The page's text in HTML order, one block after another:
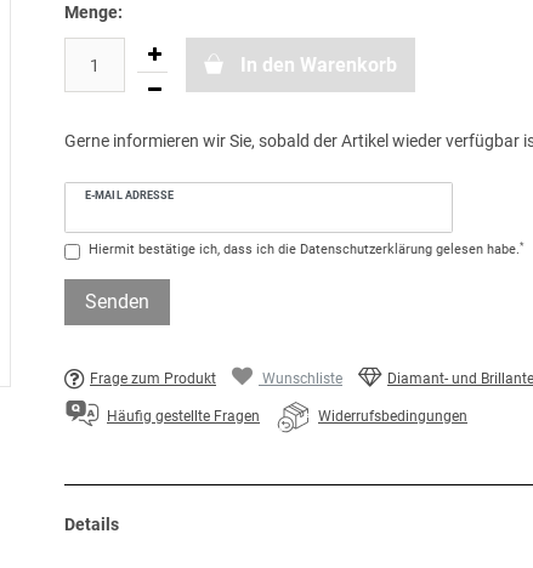
Menge:
In den Warenkorb
Gerne informieren wir Sie, sobald der Artikel wieder verfügbar
E-MAIL ADRESSE
Hiermit bestätige ich, dass ich die Daten­schutz­erklärung gelesen habe.*
Senden
Frage zum Produkt Wunschliste Diamant- und
Häufig gestellte Fragen Widerrufsbedingungen
Details